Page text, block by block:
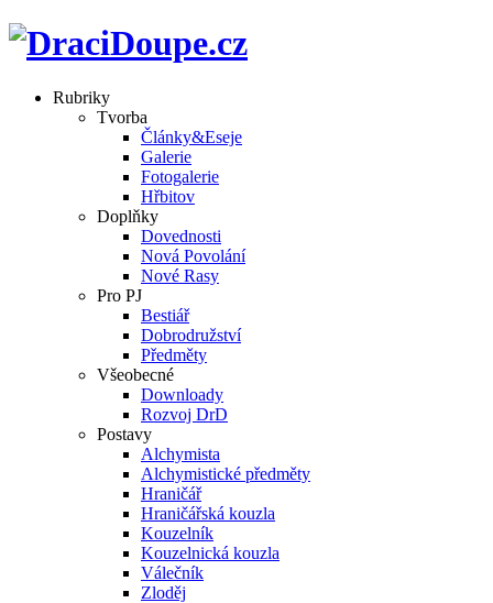
Rubriky
Tvorba
Články&Eseje
Galerie
Fotogalerie
Hřbitov
Doplňky
Dovednosti
Nová Povolání
Nové Rasy
Pro PJ
Bestiář
Dobrodružství
Předměty
Všeobecné
Downloady
Rozvoj DrD
Postavy
Alchymista
Alchymistické předměty
Hraničář
Hraničářská kouzla
Kouzelník
Kouzelnická kouzla
Válečník
Zloděj